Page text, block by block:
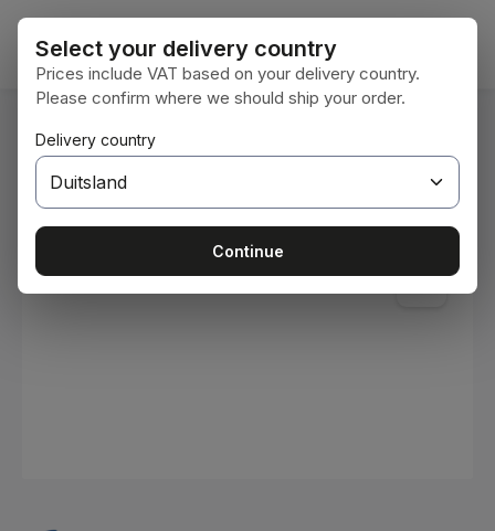
Ga naar de hoofdinhoud
U bent hier: Home
Verven en lakken
Afbeeldingengalerij overslaan
Select your delivery country
Prices include VAT based on your delivery country.
Please confirm where we should ship your order.
Delivery country
Continue